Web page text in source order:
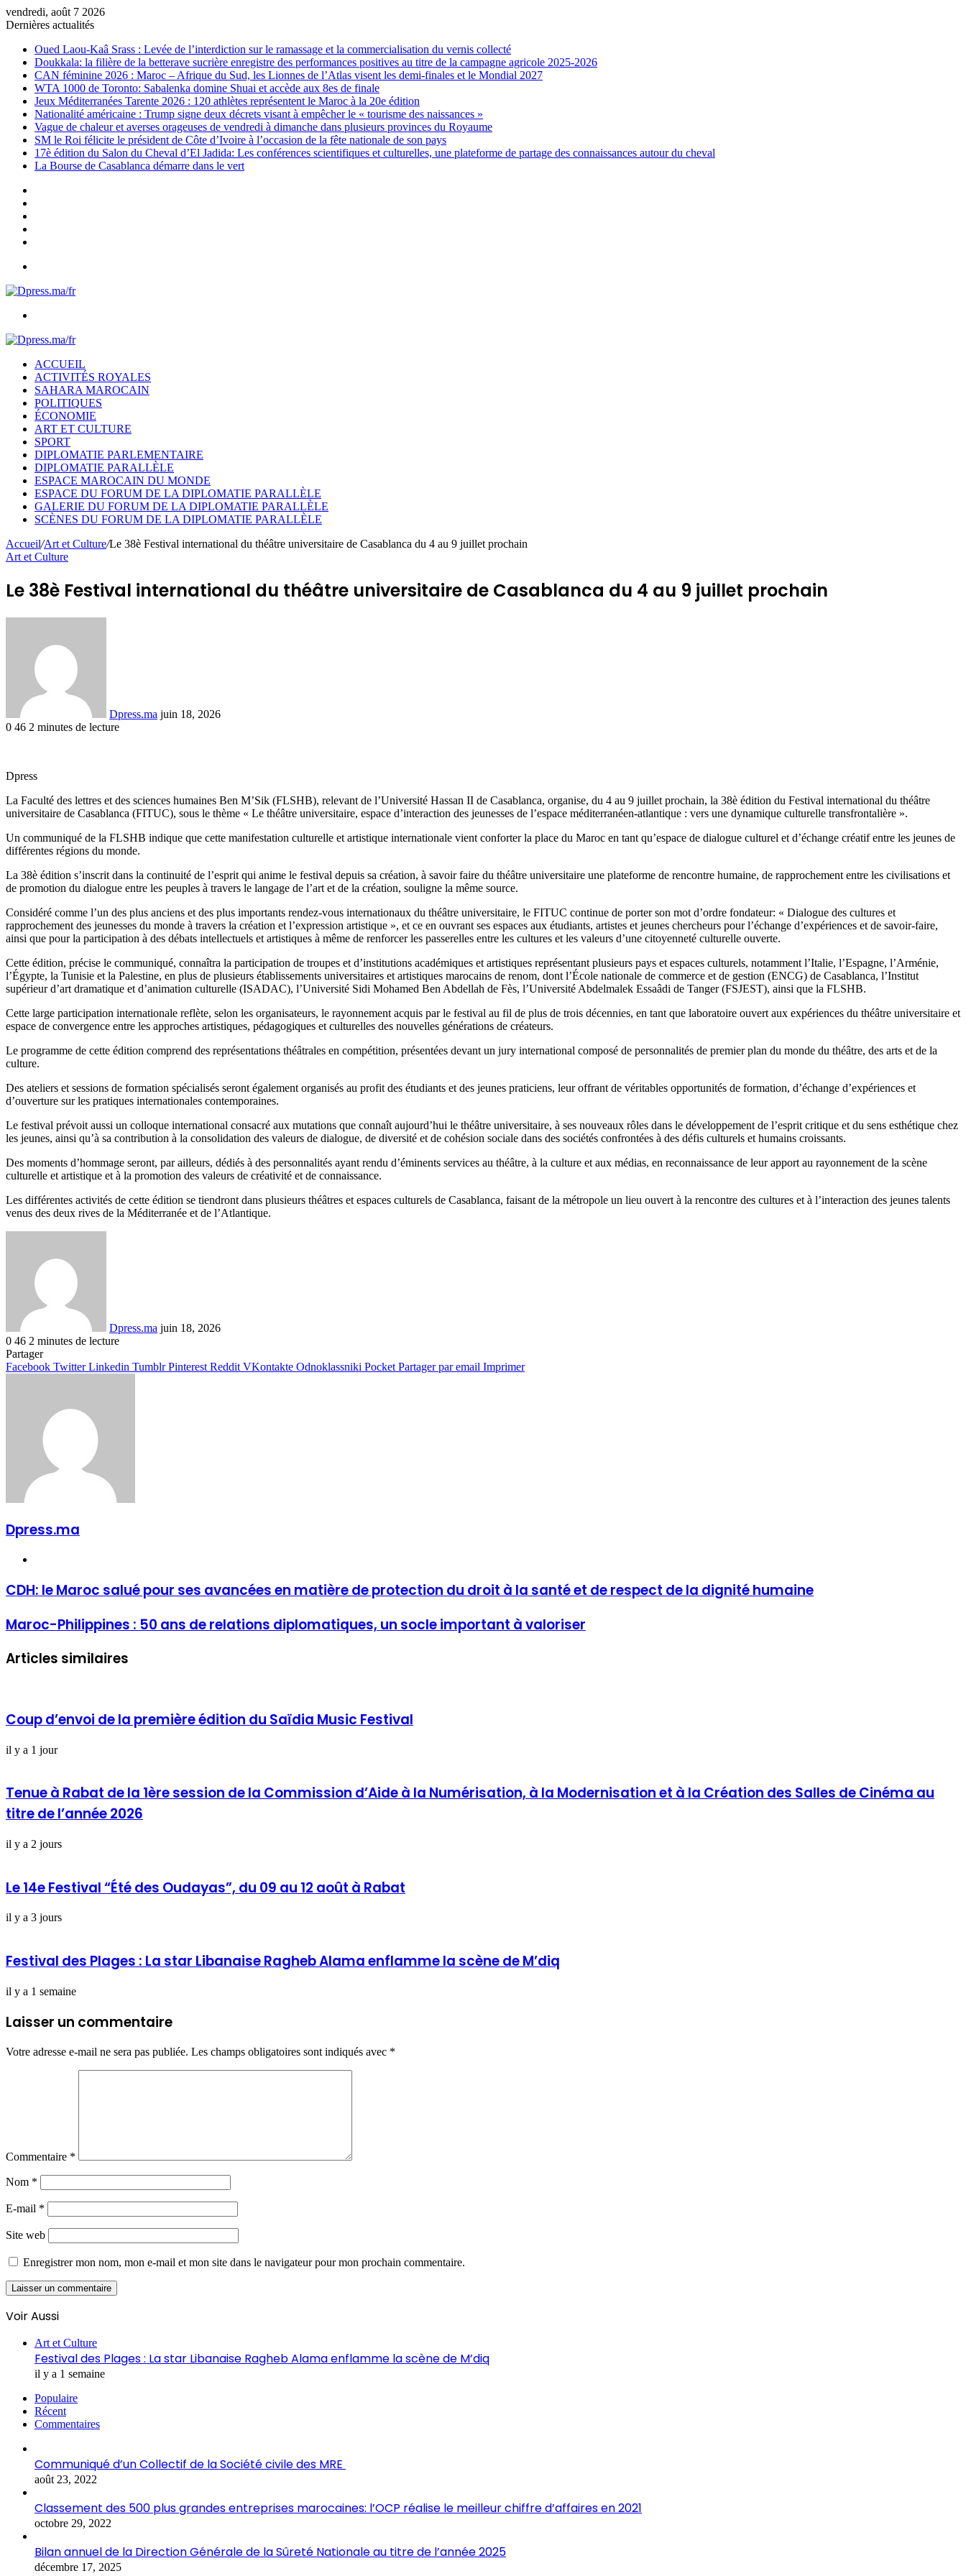
vendredi, août 7 2026
Dernières actualités
Oued Laou-Kaâ Srass : Levée de l’interdiction sur le ramassage et la commercialisation du vernis collecté
Doukkala: la filière de la betterave sucrière enregistre des performances positives au titre de la campagne agricole 2025-2026
CAN féminine 2026 : Maroc – Afrique du Sud, les Lionnes de l’Atlas visent les demi-finales et le Mondial 2027
WTA 1000 de Toronto: Sabalenka domine Shuai et accède aux 8es de finale
Jeux Méditerranées Tarente 2026 : 120 athlètes représentent le Maroc à la 20e édition
Nationalité américaine : Trump signe deux décrets visant à empêcher le « tourisme des naissances »
Vague de chaleur et averses orageuses de vendredi à dimanche dans plusieurs provinces du Royaume
SM le Roi félicite le président de Côte d’Ivoire à l’occasion de la fête nationale de son pays
17è édition du Salon du Cheval d’El Jadida: Les conférences scientifiques et culturelles, une plateforme de partage des connaissances autour du cheval
La Bourse de Casablanca démarre dans le vert
ACCUEIL
ACTIVITÉS ROYALES
SAHARA MAROCAIN
POLITIQUES
ÉCONOMIE
ART ET CULTURE
SPORT
DIPLOMATIE PARLEMENTAIRE
DIPLOMATIE PARALLÈLE
ESPACE MAROCAIN DU MONDE
ESPACE DU FORUM DE LA DIPLOMATIE PARALLÈLE
GALERIE DU FORUM DE LA DIPLOMATIE PARALLÈLE
SCÈNES DU FORUM DE LA DIPLOMATIE PARALLÈLE
Accueil/Art et Culture/Le 38è Festival international du théâtre universitaire de Casablanca du 4 au 9 juillet prochain
Art et Culture
Le 38è Festival international du théâtre universitaire de Casablanca du 4 au 9 juillet prochain
Dpress.ma juin 18, 2026
0 46 2 minutes de lecture
Dpress
La Faculté des lettres et des sciences humaines Ben M’Sik (FLSHB), relevant de l’Université Hassan II de Casablanca, organise, du 4 au 9 juillet prochain, la 38è édition du Festival international du théâtre
universitaire de Casablanca (FITUC), sous le thème « Le théâtre universitaire, espace d’interaction des jeunesses de l’espace méditerranéen-atlantique : vers une dynamique culturelle transfrontalière ».
Un communiqué de la FLSHB indique que cette manifestation culturelle et artistique internationale vient conforter la place du Maroc en tant qu’espace de dialogue culturel et d’échange créatif entre les jeunes de
différentes régions du monde.
La 38è édition s’inscrit dans la continuité de l’esprit qui anime le festival depuis sa création, à savoir faire du théâtre universitaire une plateforme de rencontre humaine, de rapprochement entre les civilisations et
de promotion du dialogue entre les peuples à travers le langage de l’art et de la création, souligne la même source.
Considéré comme l’un des plus anciens et des plus importants rendez-vous internationaux du théâtre universitaire, le FITUC continue de porter son mot d’ordre fondateur: « Dialogue des cultures et
rapprochement des jeunesses du monde à travers la création et l’expression artistique », et ce en ouvrant ses espaces aux étudiants, artistes et jeunes chercheurs pour l’échange d’expériences et de savoir-faire,
ainsi que pour la participation à des débats intellectuels et artistiques à même de renforcer les passerelles entre les cultures et les valeurs d’une citoyenneté culturelle ouverte.
Cette édition, précise le communiqué, connaîtra la participation de troupes et d’institutions académiques et artistiques représentant plusieurs pays et espaces culturels, notamment l’Italie, l’Espagne, l’Arménie,
l’Égypte, la Tunisie et la Palestine, en plus de plusieurs établissements universitaires et artistiques marocains de renom, dont l’École nationale de commerce et de gestion (ENCG) de Casablanca, l’Institut
supérieur d’art dramatique et d’animation culturelle (ISADAC), l’Université Sidi Mohamed Ben Abdellah de Fès, l’Université Abdelmalek Essaâdi de Tanger (FSJEST), ainsi que la FLSHB.
Cette large participation internationale reflète, selon les organisateurs, le rayonnement acquis par le festival au fil de plus de trois décennies, en tant que laboratoire ouvert aux expériences du théâtre universitaire et
espace de convergence entre les approches artistiques, pédagogiques et culturelles des nouvelles générations de créateurs.
Le programme de cette édition comprend des représentations théâtrales en compétition, présentées devant un jury international composé de personnalités de premier plan du monde du théâtre, des arts et de la
culture.
Des ateliers et sessions de formation spécialisés seront également organisés au profit des étudiants et des jeunes praticiens, leur offrant de véritables opportunités de formation, d’échange d’expériences et
d’ouverture sur les pratiques internationales contemporaines.
Le festival prévoit aussi un colloque international consacré aux mutations que connaît aujourd’hui le théâtre universitaire, à ses nouveaux rôles dans le développement de l’esprit critique et du sens esthétique chez
les jeunes, ainsi qu’à sa contribution à la consolidation des valeurs de dialogue, de diversité et de cohésion sociale dans des sociétés confrontées à des défis culturels et humains croissants.
Des moments d’hommage seront, par ailleurs, dédiés à des personnalités ayant rendu d’éminents services au théâtre, à la culture et aux médias, en reconnaissance de leur apport au rayonnement de la scène
culturelle et artistique et à la promotion des valeurs de créativité et de connaissance.
Les différentes activités de cette édition se tiendront dans plusieurs théâtres et espaces culturels de Casablanca, faisant de la métropole un lieu ouvert à la rencontre des cultures et à l’interaction des jeunes talents
venus des deux rives de la Méditerranée et de l’Atlantique.
Dpress.ma juin 18, 2026
0 46 2 minutes de lecture
Facebook
Twitter
Linkedin
Tumblr
Pinterest
Reddit
VKontakte
Odnoklassniki
Pocket
Partager
Facebook Twitter Linkedin Tumblr Pinterest Reddit VKontakte Odnoklassniki Pocket Partager par email Imprimer
Dpress.ma
CDH: le Maroc salué pour ses avancées en matière de protection du droit à la santé et de respect de la dignité humaine
Maroc-Philippines : 50 ans de relations diplomatiques, un socle important à valoriser
Articles similaires
Coup d’envoi de la première édition du Saïdia Music Festival
il y a 1 jour
Tenue à Rabat de la 1ère session de la Commission d’Aide à la Numérisation, à la Modernisation et à la Création des Salles de Cinéma au
titre de l’année 2026
il y a 2 jours
Le 14e Festival “Été des Oudayas”, du 09 au 12 août à Rabat
il y a 3 jours
Festival des Plages : La star Libanaise Ragheb Alama enflamme la scène de M’diq
il y a 1 semaine
Laisser un commentaire
Votre adresse e-mail ne sera pas publiée. Les champs obligatoires sont indiqués avec *
Commentaire *
Nom *
E-mail *
Site web
Enregistrer mon nom, mon e-mail et mon site dans le navigateur pour mon prochain commentaire.
Voir Aussi
Art et Culture
Festival des Plages : La star Libanaise Ragheb Alama enflamme la scène de M’diq
il y a 1 semaine
Populaire
Récent
Commentaires
Communiqué d’un Collectif de la Société civile des MRE
août 23, 2022
Classement des 500 plus grandes entreprises marocaines: l’OCP réalise le meilleur chiffre d’affaires en 2021
octobre 29, 2022
Bilan annuel de la Direction Générale de la Sûreté Nationale au titre de l’année 2025
décembre 17, 2025